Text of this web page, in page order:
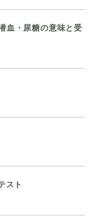
血・尿糖の意味と受
スト